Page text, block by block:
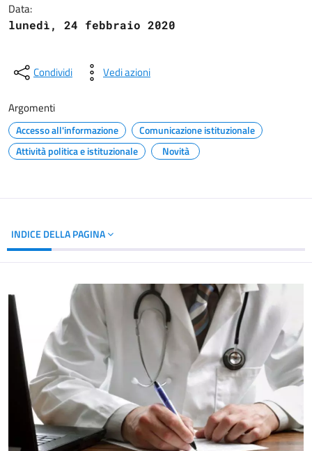
Data:
lunedì, 24 febbraio 2020
Condividi Vedi azioni
Argomenti
Accesso all'informazione
Comunicazione istituzionale
Attività politica e istituzionale
Novità
INDICE DELLA PAGINA